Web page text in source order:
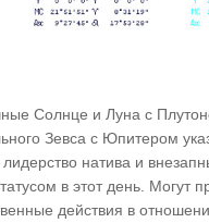
Солнце и Луна с
Зевса с Юпитером
натива и
в этот день. Могут
действия в